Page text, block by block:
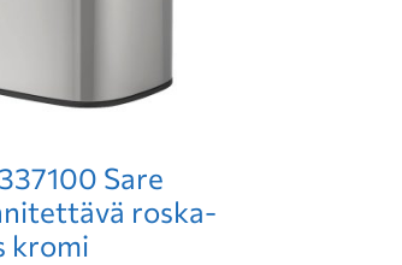
Sare
roska-
kromi